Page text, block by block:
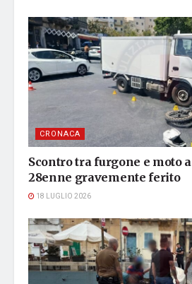
CRONACA
Scontro tra furgone e moto
28enne gravemente ferito
18 LUGLIO 2026